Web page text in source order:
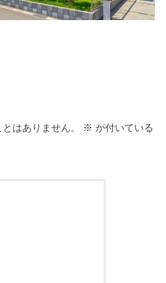
はありません。 ※ が付いている